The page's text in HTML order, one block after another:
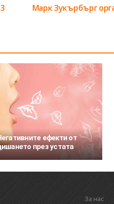
Марк Зукърбърг
ефекти от
през устата
За нас